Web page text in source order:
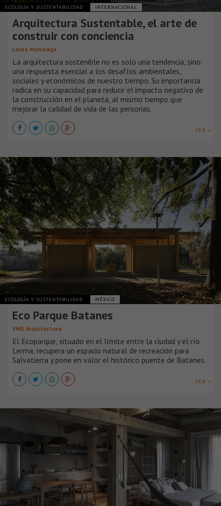
ECOLOGÍA Y SUSTENTABILIDAD INTERNACIONAL
Arquitectura Sustentable, el arte de
construir con conciencia
Laura Munizaga
La arquitectura sostenible no es solo una tendencia, sino
una respuesta esencial a los desafíos ambientales,
sociales y económicos de nuestro tiempo. Su importancia
radica en su capacidad para reducir el impacto negativo de
la construcción en el planeta, al mismo tiempo que
mejorar la calidad de vida de las personas.
VER +
ECOLOGÍA Y SUSTENTABILIDAD MÉXICO
Eco Parque Batanes
3ME Arquitectura
El Ecoparque, situado en el límite entre la ciudad y el río
Lerma, recupera un espacio natural de recreación para
Salvatierra y pone en valor el histórico puente de Batanes.
VER +